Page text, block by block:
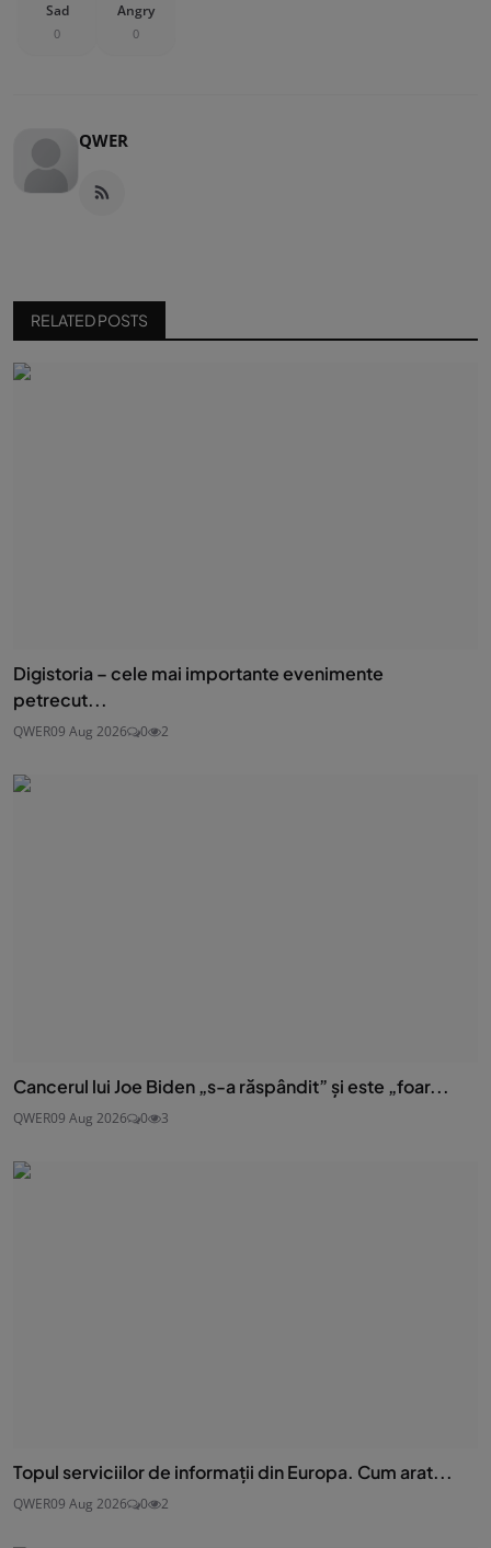
Sad
0
Angry
0
QWER
RELATED POSTS
Digistoria – cele mai importante evenimente
petrecut...
QWER09 Aug 2026 0 2
Cancerul lui Joe Biden „s-a răspândit” şi este „foar...
QWER09 Aug 2026 0 3
Topul serviciilor de informații din Europa. Cum arat...
QWER09 Aug 2026 0 2